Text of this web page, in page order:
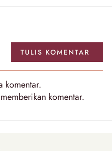
TULIS KOMENTAR
komentar.
komentar.